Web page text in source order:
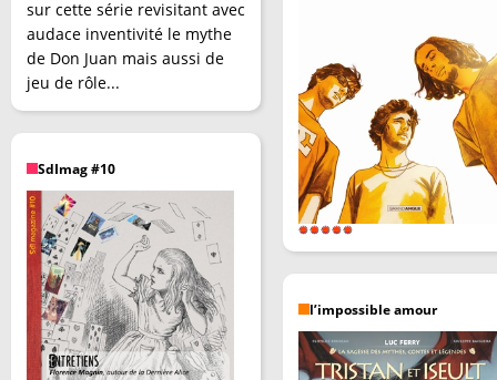
sur cette série revisitant avec
audace inventivité le mythe
de Don Juan mais aussi de
jeu de rôle...
SdImag #10
l’impossible amour